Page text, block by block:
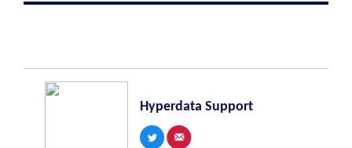
Hyperdata Support